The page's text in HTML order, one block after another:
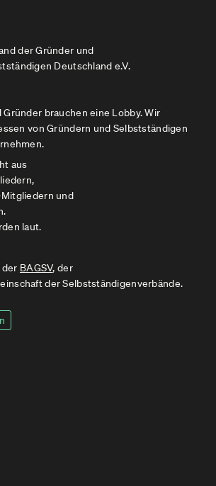
der Gründer und
Deutschland e.V.
brauchen eine Lobby. Wir
von Gründern und Selbstständigen
aus
und
laut.
BAGSV, der
der Selbstständigenverbände.